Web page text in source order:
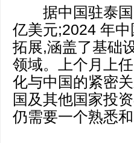
据中国驻泰国
亿美元;2024 年
拓展,涵盖了基础
领域。上个月上
化与中国的紧密
国及其他国家投
仍需要一个熟悉和